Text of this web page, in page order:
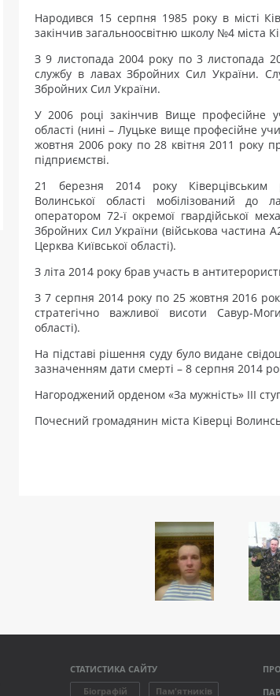
Народився 15 серпня 1985 року в місті
закінчив загальноосвітню школу №4 міста
З 9 листопада 2004 року по 3 листопада
службу в лавах Збройних Сил України.
Збройних Сил України.
У 2006 році закінчив Вище професійне
області (нині – Луцьке вище професійне
жовтня 2006 року по 28 квітня 2011 року
підприємстві.
21 березня 2014 року Ківерцівським
Волинської області мобілізований
оператором 72-ї окремої гвардійської
Збройних Сил України (військова частина
Церква Київської області).
З літа 2014 року брав участь в
З 7 серпня 2014 року по 25 жовтня 2016
стратегічно важливої висоти Савур-
області).
На підставі рішення суду було видане
зазначенням дати смерті – 8 серпня 2014
Нагороджений орденом «За мужність» III
Почесний громадянин міста Ківерці
СТАТИСТИКА САЙТУ
Біографій
Пам'ятників